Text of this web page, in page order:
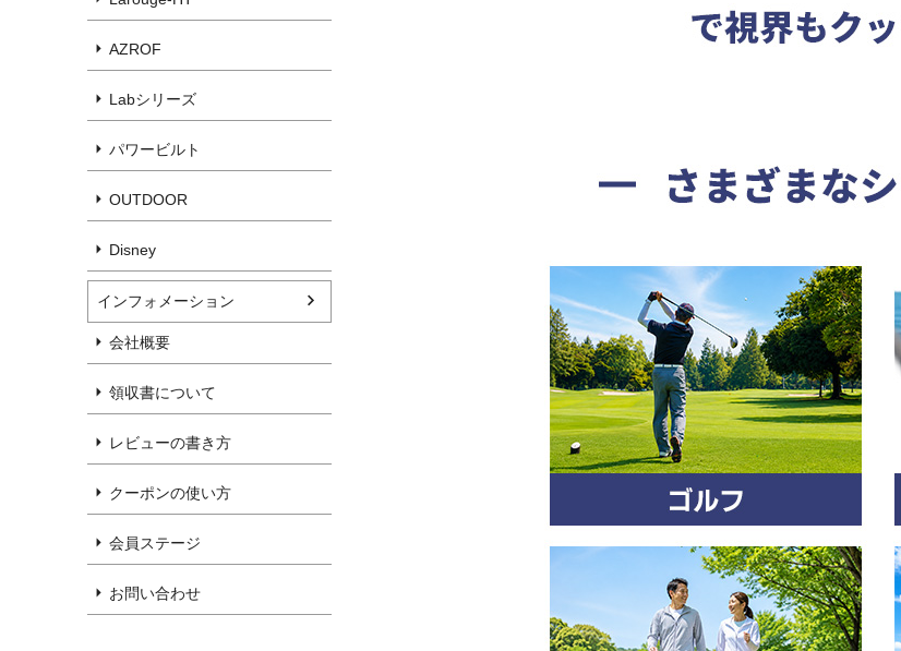
AZROF
Labシリーズ
パワービルト
OUTDOOR
Disney
インフォメーション
会社概要
領収書について
レビューの書き方
クーポンの使い方
会員ステージ
お問い合わせ